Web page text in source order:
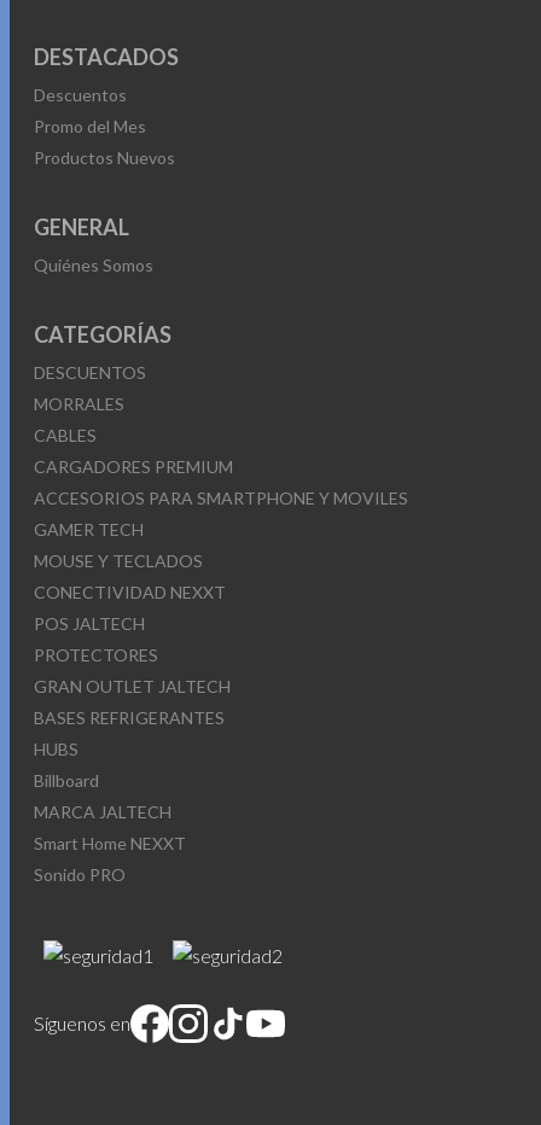
DESTACADOS
Descuentos
Promo del Mes
Productos Nuevos
GENERAL
Quiénes Somos
CATEGORÍAS
DESCUENTOS
MORRALES
CABLES
CARGADORES PREMIUM
ACCESORIOS PARA SMARTPHONE Y MOVILES
GAMER TECH
MOUSE Y TECLADOS
CONECTIVIDAD NEXXT
POS JALTECH
PROTECTORES
GRAN OUTLET JALTECH
BASES REFRIGERANTES
HUBS
Billboard
MARCA JALTECH
Smart Home NEXXT
Sonido PRO
Síguenos en